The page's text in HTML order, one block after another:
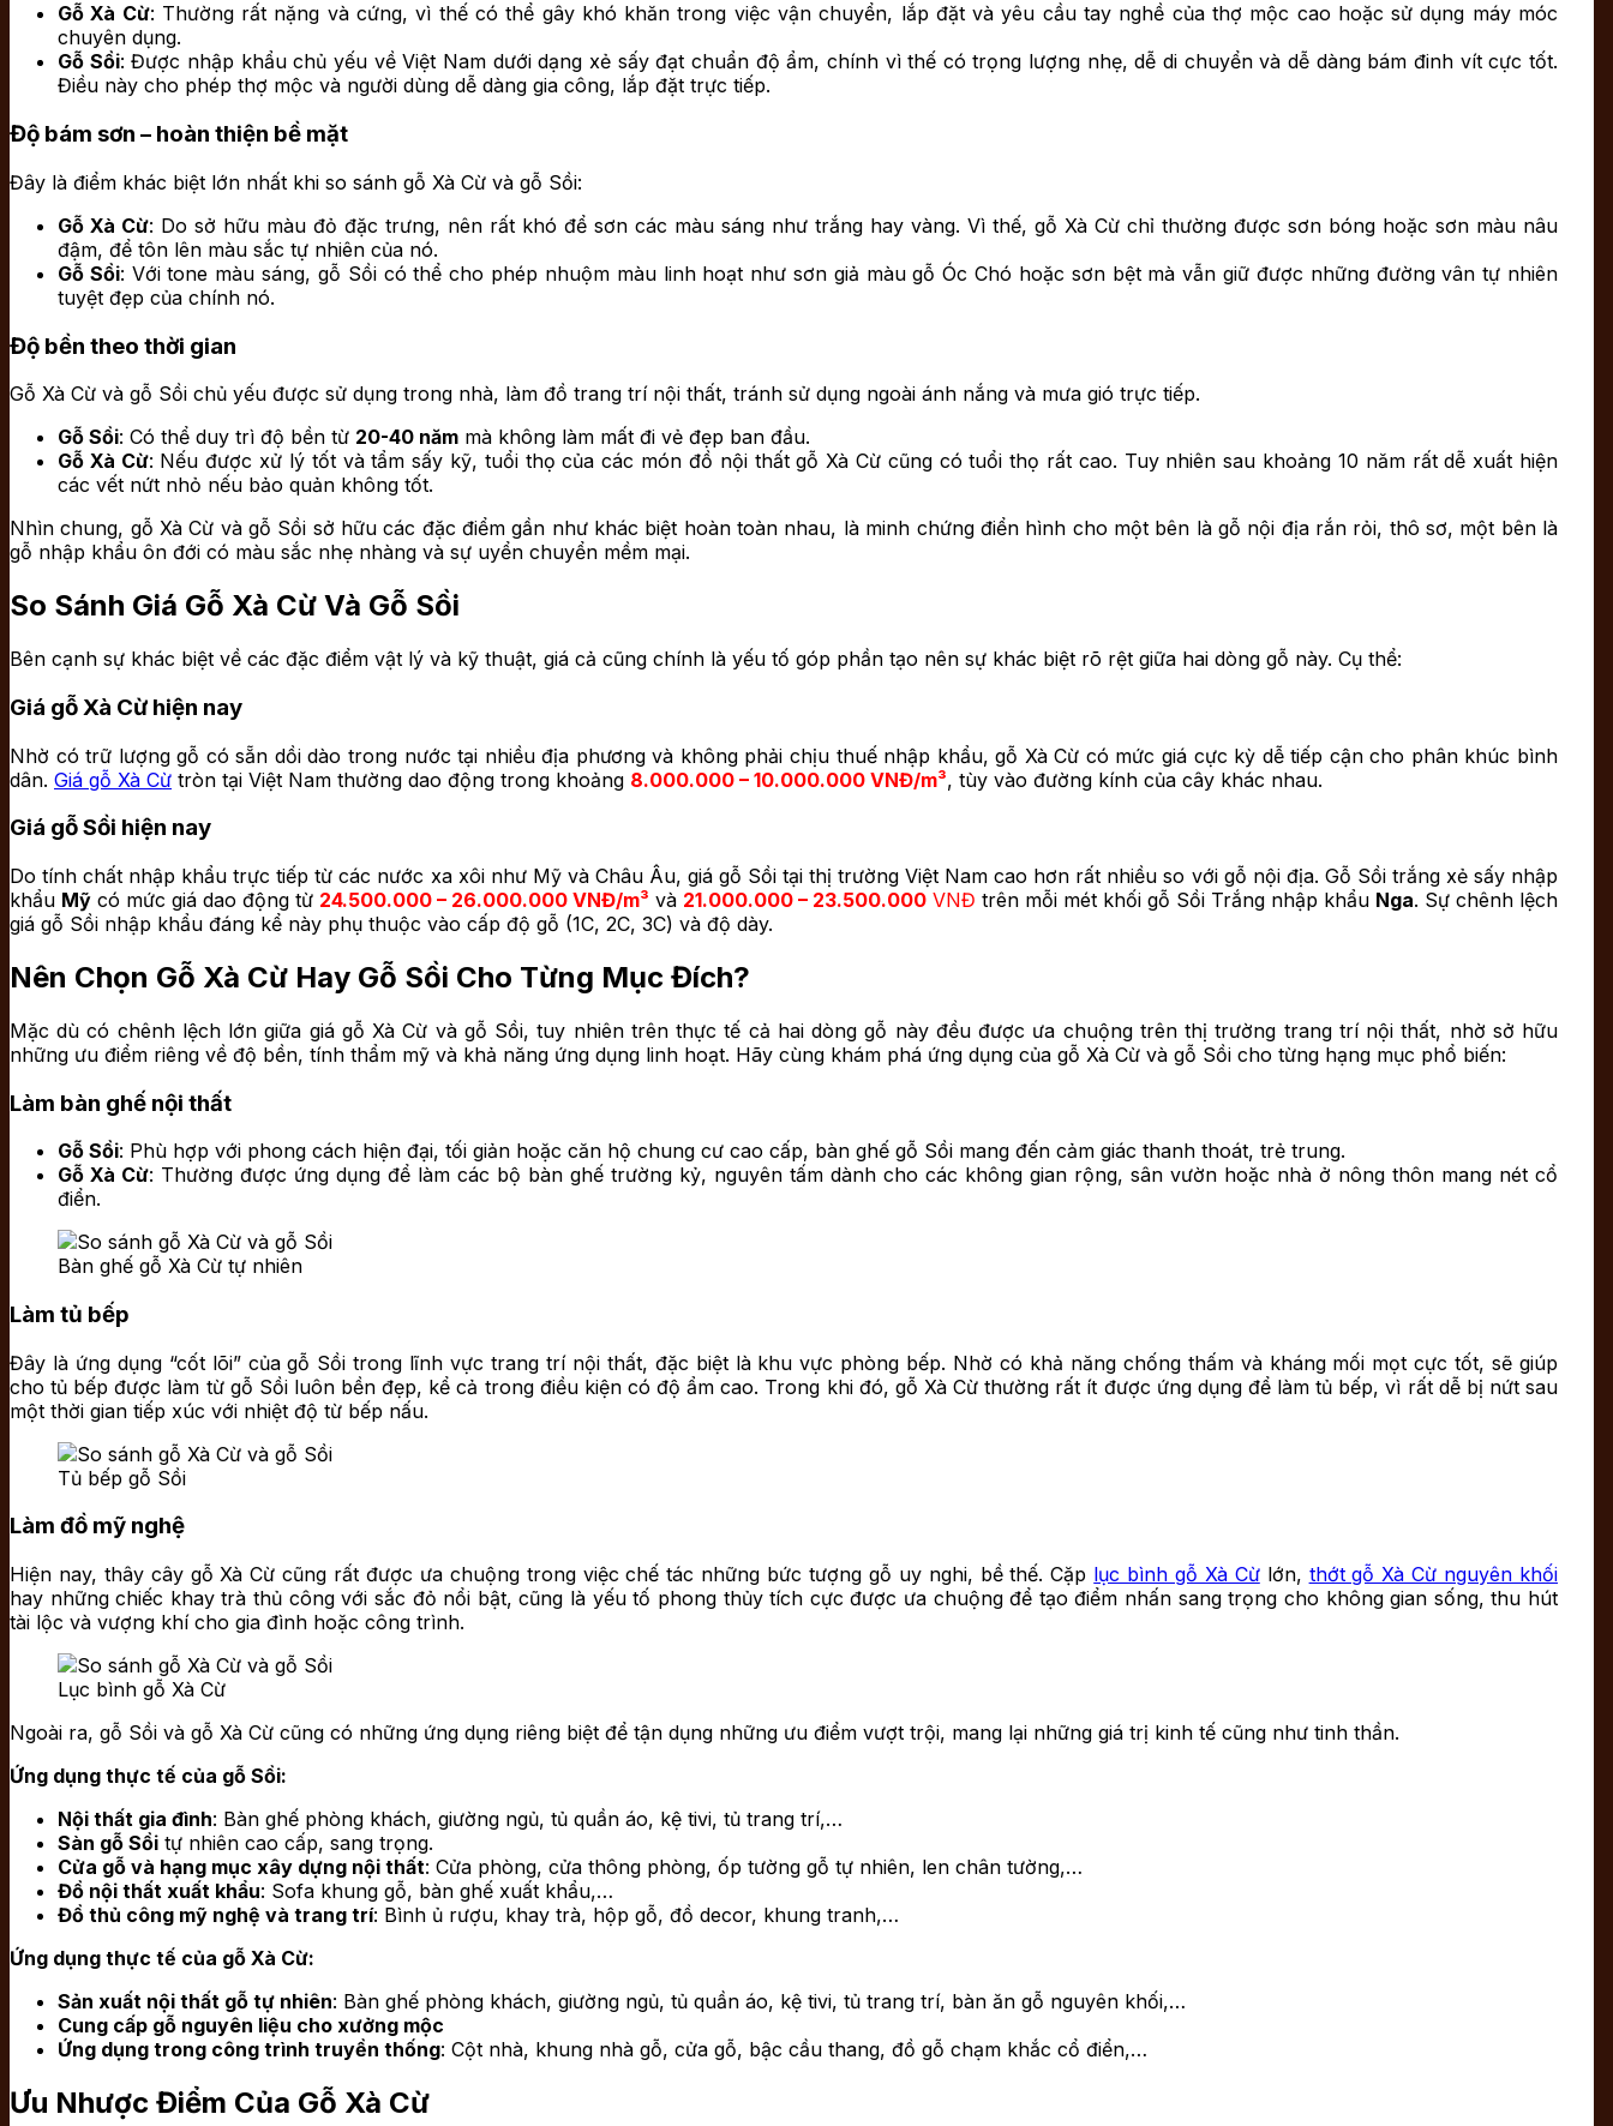
Gỗ Xà Cừ: Thường rất nặng và cứng, vì thế có thể gây khó khăn trong việc vận chuyển, lắp đặt và yêu cầu tay nghề của thợ mộc cao hoặc sử dụng máy móc
chuyên dụng.
Gỗ Sồi: Được nhập khẩu chủ yếu về Việt Nam dưới dạng xẻ sấy đạt chuẩn độ ẩm, chính vì thế có trọng lượng nhẹ, dễ di chuyển và dễ dàng bám đinh vít cực tốt.
Điều này cho phép thợ mộc và người dùng dễ dàng gia công, lắp đặt trực tiếp.
Độ bám sơn – hoàn thiện bề mặt
Đây là điểm khác biệt lớn nhất khi so sánh gỗ Xà Cừ và gỗ Sồi:
Gỗ Xà Cừ: Do sở hữu màu đỏ đặc trưng, nên rất khó để sơn các màu sáng như trắng hay vàng. Vì thế, gỗ Xà Cừ chỉ thường được sơn bóng hoặc sơn màu nâu
đậm, để tôn lên màu sắc tự nhiên của nó.
Gỗ Sồi: Với tone màu sáng, gỗ Sồi có thể cho phép nhuộm màu linh hoạt như sơn giả màu gỗ Óc Chó hoặc sơn bệt mà vẫn giữ được những đường vân tự nhiên
tuyệt đẹp của chính nó.
Độ bền theo thời gian
Gỗ Xà Cừ và gỗ Sồi chủ yếu được sử dụng trong nhà, làm đồ trang trí nội thất, tránh sử dụng ngoài ánh nắng và mưa gió trực tiếp.
Gỗ Sồi: Có thể duy trì độ bền từ 20-40 năm mà không làm mất đi vẻ đẹp ban đầu.
Gỗ Xà Cừ: Nếu được xử lý tốt và tẩm sấy kỹ, tuổi thọ của các món đồ nội thất gỗ Xà Cừ cũng có tuổi thọ rất cao. Tuy nhiên sau khoảng 10 năm rất dễ xuất hiện
các vết nứt nhỏ nếu bảo quản không tốt.
Nhìn chung, gỗ Xà Cừ và gỗ Sồi sở hữu các đặc điểm gần như khác biệt hoàn toàn nhau, là minh chứng điển hình cho một bên là gỗ nội địa rắn rỏi, thô sơ, một bên là
gỗ nhập khẩu ôn đới có màu sắc nhẹ nhàng và sự uyển chuyển mềm mại.
So Sánh Giá Gỗ Xà Cừ Và Gỗ Sồi
Bên cạnh sự khác biệt về các đặc điểm vật lý và kỹ thuật, giá cả cũng chính là yếu tố góp phần tạo nên sự khác biệt rõ rệt giữa hai dòng gỗ này. Cụ thể:
Giá gỗ Xà Cừ hiện nay
Nhờ có trữ lượng gỗ có sẵn dồi dào trong nước tại nhiều địa phương và không phải chịu thuế nhập khẩu, gỗ Xà Cừ có mức giá cực kỳ dễ tiếp cận cho phân khúc bình
dân. Giá gỗ Xà Cừ tròn tại Việt Nam thường dao động trong khoảng 8.000.000 – 10.000.000 VNĐ/m³, tùy vào đường kính của cây khác nhau.
Giá gỗ Sồi hiện nay
Do tính chất nhập khẩu trực tiếp từ các nước xa xôi như Mỹ và Châu Âu, giá gỗ Sồi tại thị trường Việt Nam cao hơn rất nhiều so với gỗ nội địa. Gỗ Sồi trắng xẻ sấy nhập
khẩu Mỹ có mức giá dao động từ 24.500.000 – 26.000.000 VNĐ/m³ và 21.000.000 – 23.500.000 VNĐ trên mỗi mét khối gỗ Sồi Trắng nhập khẩu Nga. Sự chênh lệch
giá gỗ Sồi nhập khẩu đáng kể này phụ thuộc vào cấp độ gỗ (1C, 2C, 3C) và độ dày.
Nên Chọn Gỗ Xà Cừ Hay Gỗ Sồi Cho Từng Mục Đích?
Mặc dù có chênh lệch lớn giữa giá gỗ Xà Cừ và gỗ Sồi, tuy nhiên trên thực tế cả hai dòng gỗ này đều được ưa chuộng trên thị trường trang trí nội thất, nhờ sở hữu
những ưu điểm riêng về độ bền, tính thẩm mỹ và khả năng ứng dụng linh hoạt. Hãy cùng khám phá ứng dụng của gỗ Xà Cừ và gỗ Sồi cho từng hạng mục phổ biến:
Làm bàn ghế nội thất
Gỗ Sồi: Phù hợp với phong cách hiện đại, tối giản hoặc căn hộ chung cư cao cấp, bàn ghế gỗ Sồi mang đến cảm giác thanh thoát, trẻ trung.
Gỗ Xà Cừ: Thường được ứng dụng để làm các bộ bàn ghế trường kỷ, nguyên tấm dành cho các không gian rộng, sân vườn hoặc nhà ở nông thôn mang nét cổ
điển.
Bàn ghế gỗ Xà Cừ tự nhiên
Làm tủ bếp
Đây là ứng dụng “cốt lõi” của gỗ Sồi trong lĩnh vực trang trí nội thất, đặc biệt là khu vực phòng bếp. Nhờ có khả năng chống thấm và kháng mối mọt cực tốt, sẽ giúp
cho tủ bếp được làm từ gỗ Sồi luôn bền đẹp, kể cả trong điều kiện có độ ẩm cao. Trong khi đó, gỗ Xà Cừ thường rất ít được ứng dụng để làm tủ bếp, vì rất dễ bị nứt sau
một thời gian tiếp xúc với nhiệt độ từ bếp nấu.
Tủ bếp gỗ Sồi
Làm đồ mỹ nghệ
Hiện nay, thây cây gỗ Xà Cừ cũng rất được ưa chuộng trong việc chế tác những bức tượng gỗ uy nghi, bề thế. Cặp lục bình gỗ Xà Cừlớn, thớt gỗ Xà Cừ nguyên khối
hay những chiếc khay trà thủ công với sắc đỏ nổi bật, cũng là yếu tố phong thủy tích cực được ưa chuộng để tạo điểm nhấn sang trọng cho không gian sống, thu hút
tài lộc và vượng khí cho gia đình hoặc công trình.
Lục bình gỗ Xà Cừ
Ngoài ra, gỗ Sồi và gỗ Xà Cừ cũng có những ứng dụng riêng biệt để tận dụng những ưu điểm vượt trội, mang lại những giá trị kinh tế cũng như tinh thần.
Ứng dụng thực tế của gỗ Sồi:
Nội thất gia đình: Bàn ghế phòng khách, giường ngủ, tủ quần áo, kệ tivi, tủ trang trí,…
Sàn gỗ Sồi tự nhiên cao cấp, sang trọng.
Cửa gỗ và hạng mục xây dựng nội thất: Cửa phòng, cửa thông phòng, ốp tường gỗ tự nhiên, len chân tường,…
Đồ nội thất xuất khẩu: Sofa khung gỗ, bàn ghế xuất khẩu,…
Đồ thủ công mỹ nghệ và trang trí: Bình ủ rượu, khay trà, hộp gỗ, đồ decor, khung tranh,…
Ứng dụng thực tế của gỗ Xà Cừ:
Sản xuất nội thất gỗ tự nhiên: Bàn ghế phòng khách, giường ngủ, tủ quần áo, kệ tivi, tủ trang trí, bàn ăn gỗ nguyên khối,…
Cung cấp gỗ nguyên liệu cho xưởng mộc
Ứng dụng trong công trình truyền thống: Cột nhà, khung nhà gỗ, cửa gỗ, bậc cầu thang, đồ gỗ chạm khắc cổ điển,…
Ưu Nhược Điểm Của Gỗ Xà Cừ